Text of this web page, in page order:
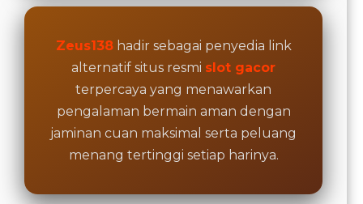
Zeus138hadir sebagai penyedia link
alternatif situs resmi slot gacor
terpercaya yang menawarkan
pengalaman bermain aman dengan
jaminan cuan maksimal serta peluang
menang tertinggi setiap harinya.